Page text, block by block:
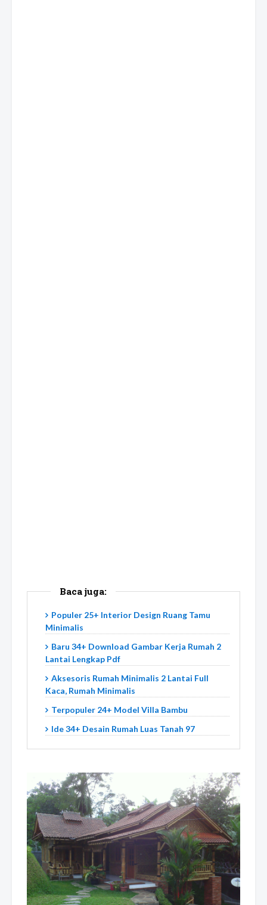
Baca juga:
Populer 25+ Interior Design Ruang Tamu
Minimalis
Baru 34+ Download Gambar Kerja Rumah 2
Lantai Lengkap Pdf
Aksesoris Rumah Minimalis 2 Lantai Full
Kaca, Rumah Minimalis
Terpopuler 24+ Model Villa Bambu
Ide 34+ Desain Rumah Luas Tanah 97